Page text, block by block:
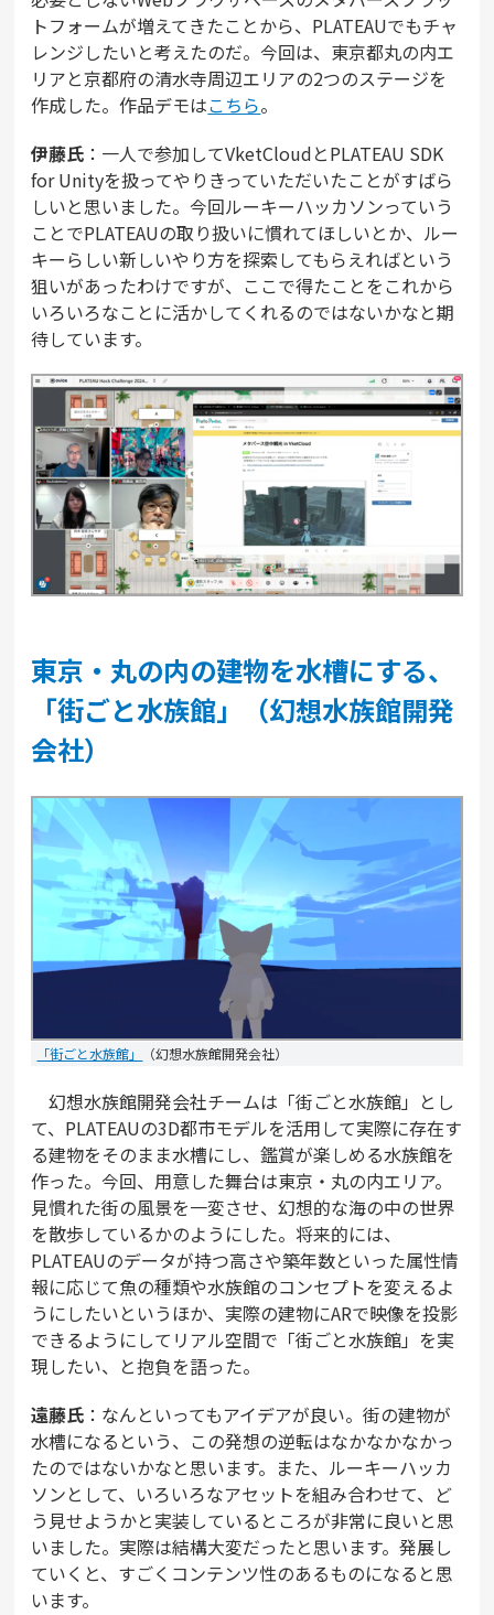
トフォームが増えてきたことから、PLATEAUでもチャ
レンジしたいと考えたのだ。今回は、東京都丸の内エ
リアと京都府の清水寺周辺エリアの2つのステージを
作成した。作品デモはこちら。
伊藤氏 ：一人で参加してVketCloudとPLATEAU SDK
for Unityを扱ってやりきっていただいたことがすばら
しいと思いました。今回ルーキーハッカソンっていう
ことでPLATEAUの取り扱いに慣れてほしいとか、ルー
キーらしい新しいやり方を探索してもらえればという
狙いがあったわけですが、ここで得たことをこれから
いろいろなことに活かしてくれるのではないかなと期
待しています。
東京・丸の内の建物を水槽にする、
「街ごと水族館」（幻想水族館開発
会社）
「街ごと水族館」 （幻想水族館開発会社）
幻想水族館開発会社チームは「街ごと水族館」とし
て、PLATEAUの3D都市モデルを活用して実際に存在す
る建物をそのまま水槽にし、鑑賞が楽しめる水族館を
作った。今回、用意した舞台は東京・丸の内エリア。
見慣れた街の風景を一変させ、幻想的な海の中の世界
を散歩しているかのようにした。将来的には、
PLATEAUのデータが持つ高さや築年数といった属性情
報に応じて魚の種類や水族館のコンセプトを変えるよ
うにしたいというほか、実際の建物にARで映像を投影
できるようにしてリアル空間で「街ごと水族館」を実
現したい、と抱負を語った。
遠藤氏 ：なんといってもアイデアが良い。街の建物が
水槽になるという、この発想の逆転はなかなかなかっ
たのではないかなと思います。また、ルーキーハッカ
ソンとして、いろいろなアセットを組み合わせて、ど
う見せようかと実装しているところが非常に良いと思
いました。実際は結構大変だったと思います。発展し
ていくと、すごくコンテンツ性のあるものになると思
います。